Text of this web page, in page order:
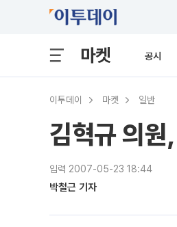
마켓 공시
이투데이 마켓 일반
김혁규 의원
입력 2007-05-23 18:44
박철근 기자